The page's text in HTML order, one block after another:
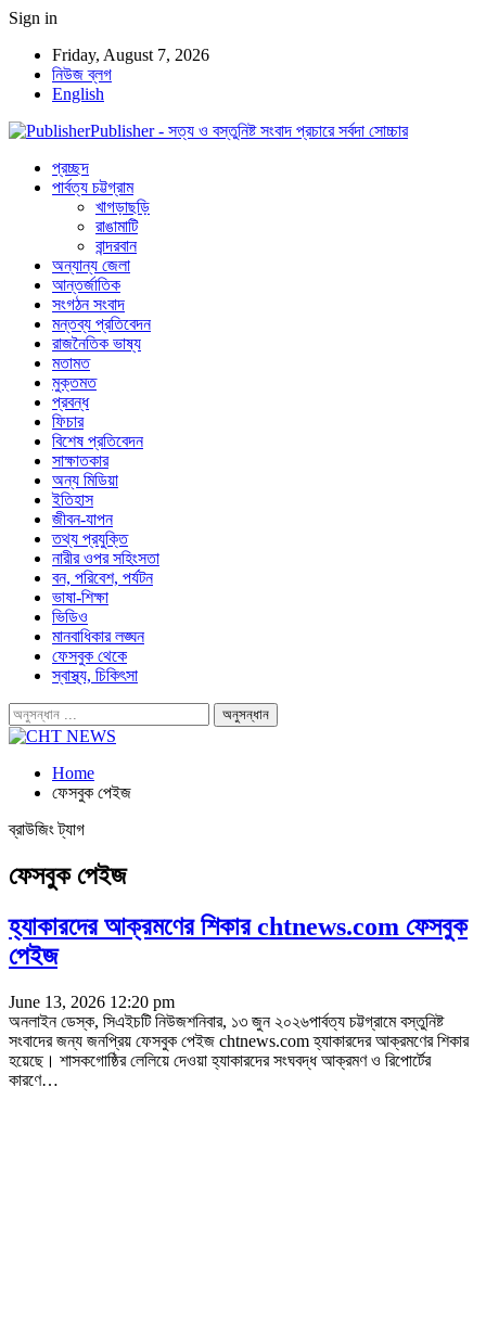
Sign in
Friday, August 7, 2026
নিউজ ব্লগ
English
Publisher - সত্য ও বস্তুনিষ্ট সংবাদ প্রচারে সর্বদা সোচ্চার
প্রচ্ছদ
পার্বত্য চট্টগ্রাম
খাগড়াছড়ি
রাঙামাটি
বান্দরবান
অন্যান্য জেলা
আন্তর্জাতিক
সংগঠন সংবাদ
মন্তব্য প্রতিবেদন
রাজনৈতিক ভাষ্য
মতামত
মুক্তমত
প্রবন্ধ
ফিচার
বিশেষ প্রতিবেদন
সাক্ষাতকার
অন্য মিডিয়া
ইতিহাস
জীবন-যাপন
তথ্য প্রযুক্তি
নারীর ওপর সহিংসতা
বন, পরিবেশ, পর্যটন
ভাষা-শিক্ষা
ভিডিও
মানবাধিকার লঙ্ঘন
ফেসবুক থেকে
স্বাস্থ্য, চিকিৎসা
Home
ফেসবুক পেইজ
ব্রাউজিং ট্যাগ
ফেসবুক পেইজ
হ্যাকারদের আক্রমণের শিকার chtnews.com ফেসবুক
পেইজ
June 13, 2026 12:20 pm
অনলাইন ডেস্ক, সিএইচটি নিউজশনিবার, ১৩ জুন ২০২৬পার্বত্য চট্টগ্রামে বস্তুনিষ্ট
সংবাদের জন্য জনপ্রিয় ফেসবুক পেইজ chtnews.com হ্যাকারদের আক্রমণের শিকার
হয়েছে। শাসকগোষ্ঠির লেলিয়ে দেওয়া হ্যাকারদের সংঘবদ্ধ আক্রমণ ও রিপোর্টের
কারণে…